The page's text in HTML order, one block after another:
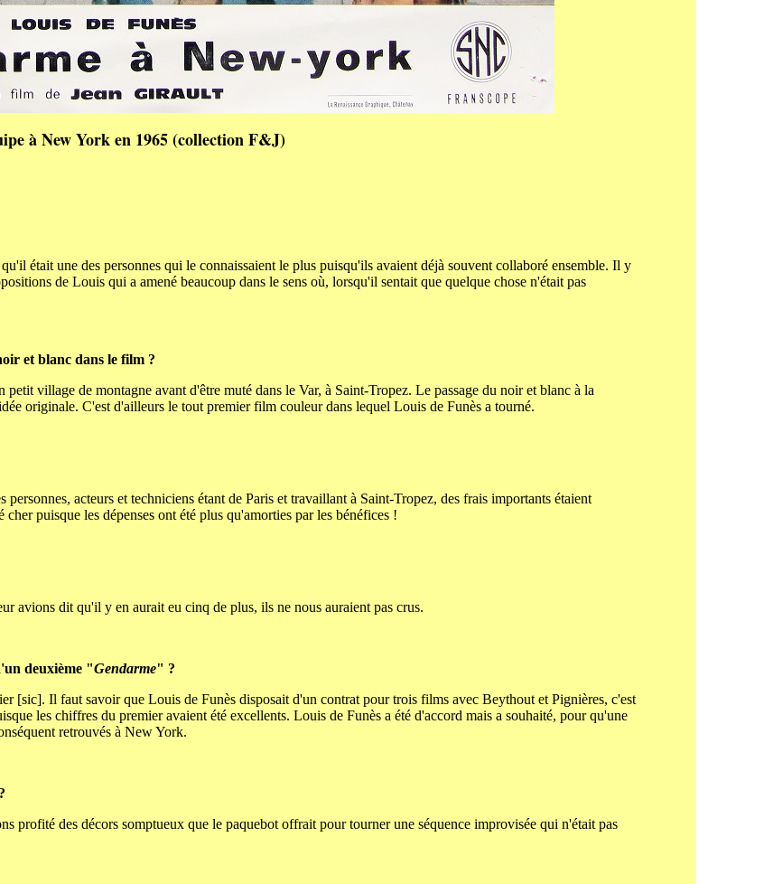
à New York en 1965 (collection F&J)
était une des personnes qui le connaissaient le plus puisqu'ils avaient déjà souvent collaboré ensemble. Il y
de Louis qui a amené beaucoup dans le sens où, lorsqu'il sentait que quelque chose n'était pas
et blanc dans le film ?
village de montagne avant d'être muté dans le Var, à Saint-Tropez. Le passage du noir et blanc à la
originale. C'est d'ailleurs le tout premier film couleur dans lequel Louis de Funès a tourné.
acteurs et techniciens étant de Paris et travaillant à Saint-Tropez, des frais importants étaient
puisque les dépenses ont été plus qu'amorties par les bénéfices !
avions dit qu'il y en aurait eu cinq de plus, ils ne nous auraient pas crus.
deuxième "Gendarme" ?
[sic]. Il faut savoir que Louis de Funès disposait d'un contrat pour trois films avec Beythout et Pignières, c'est
les chiffres du premier avaient été excellents. Louis de Funès a été d'accord mais a souhaité, pour qu'une
retrouvés à New York.
profité des décors somptueux que le paquebot offrait pour tourner une séquence improvisée qui n'était pas